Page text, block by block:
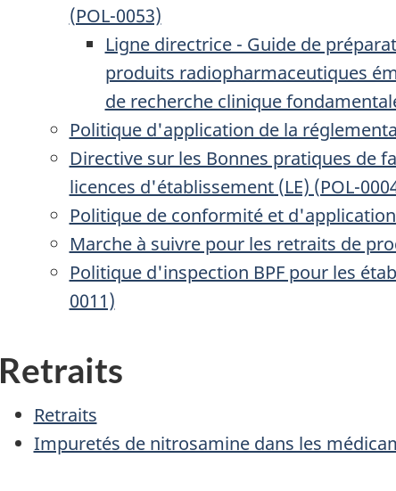
(POL-0053)
Ligne directrice - Guide de
produits radiopharmaceutiques
de recherche clinique
Politique d'application de la
Directive sur les Bonnes pratiques de
licences d'établissement (LE) (POL-
Politique de conformité et d'application
Marche à suivre pour les retraits de
Politique d'inspection BPF pour les
0011)
Retraits
Retraits
Impuretés de nitrosamine dans les